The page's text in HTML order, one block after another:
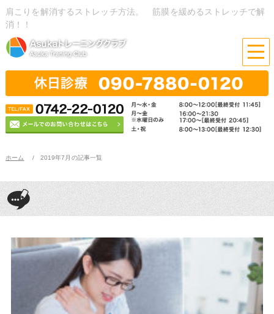
肩こりを解消するストレッチ方法。 筋膜を緩めるストレッチで解
消！！
ホーム 2019年7月の記事一覧